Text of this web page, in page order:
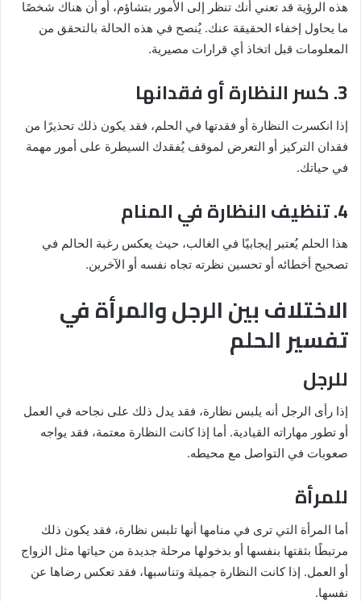
هذه الرؤية قد تعني أنك تنظر إلى الأمور بتشاؤم، أو أن هناك شخصًا
ما يحاول إخفاء الحقيقة عنك. يُنصح في هذه الحالة بالتحقق من
المعلومات قبل اتخاذ أي قرارات مصيرية.
3. كسر النظارة أو فقدانها
إذا انكسرت النظارة أو فقدتها في الحلم، فقد يكون ذلك تحذيرًا من
فقدان التركيز أو التعرض لموقف يُفقدك السيطرة على أمور مهمة
في حياتك.
4. تنظيف النظارة في المنام
هذا الحلم يُعتبر إيجابيًا في الغالب، حيث يعكس رغبة الحالم في
تصحيح أخطائه أو تحسين نظرته تجاه نفسه أو الآخرين.
الاختلاف بين الرجل والمرأة في
تفسير الحلم
للرجل
إذا رأى الرجل أنه يلبس نظارة، فقد يدل ذلك على نجاحه في العمل
أو تطور مهاراته القيادية. أما إذا كانت النظارة معتمة، فقد يواجه
صعوبات في التواصل مع محيطه.
للمرأة
أما المرأة التي ترى في منامها أنها تلبس نظارة، فقد يكون ذلك
مرتبطًا بثقتها بنفسها أو بدخولها مرحلة جديدة من حياتها مثل الزواج
أو العمل. إذا كانت النظارة جميلة وتناسبها، فقد تعكس رضاها عن
نفسها.